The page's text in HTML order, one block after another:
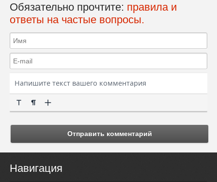
Обязательно прочтите: правила и
ответы на частые вопросы.
Отправить комментарий
Навигация